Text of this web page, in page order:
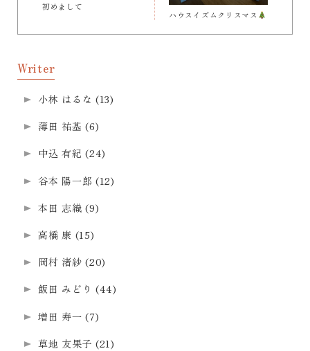
初めまして
ハウスイズムクリスマス
Writer
小林 はるな (13)
薄田 祐基 (6)
中込 有紀 (24)
谷本 陽一郎 (12)
本田 志織 (9)
高橋 康 (15)
岡村 渚紗 (20)
飯田 みどり (44)
増田 寿一 (7)
草地 友果子 (21)